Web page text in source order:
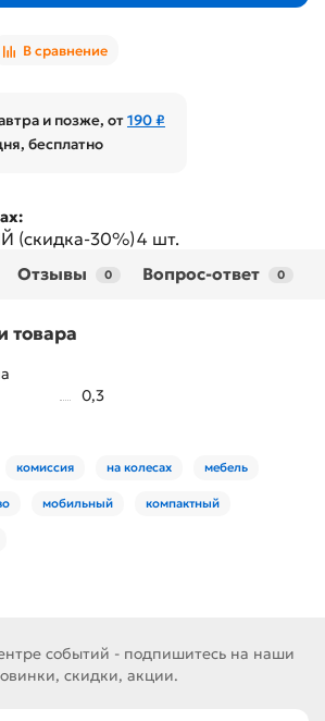
В сравнение
и позже, от190 ₽
бесплатно
30%)4 шт.
Отзывы 0 Вопрос-ответ 0
товара
0,3
комиссия на колесах мебель
мобильный компактный
событий - подпишитесь на наши
скидки, акции.